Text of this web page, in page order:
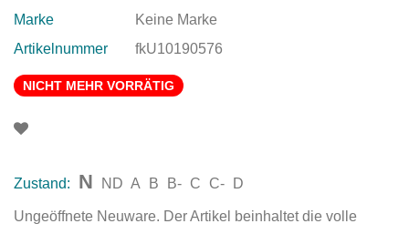
Marke
Keine Marke
Artikelnummer
fkU10190576
NICHT MEHR VORRÄTIG
Zustand: N ND A B B- C C- D
Ungeöffnete Neuware. Der Artikel beinhaltet die volle